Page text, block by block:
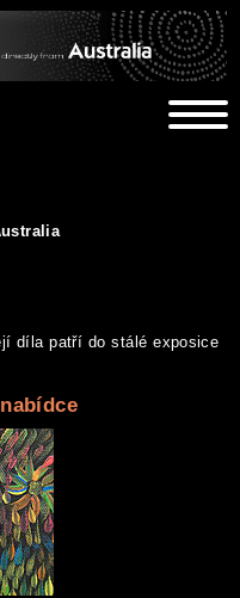
díla patří do stálé exposice